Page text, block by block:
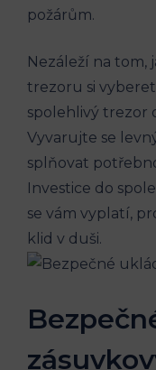
požárům.
Nezáleží na tom,
trezoru si
spolehlivý trezor
Vyvarujte se
splňovat
Investice do
se vám vyplatí,
klid v duši.